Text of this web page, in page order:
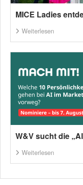
MICE Ladies
Weiterlesen
W&V sucht die
Weiterlesen